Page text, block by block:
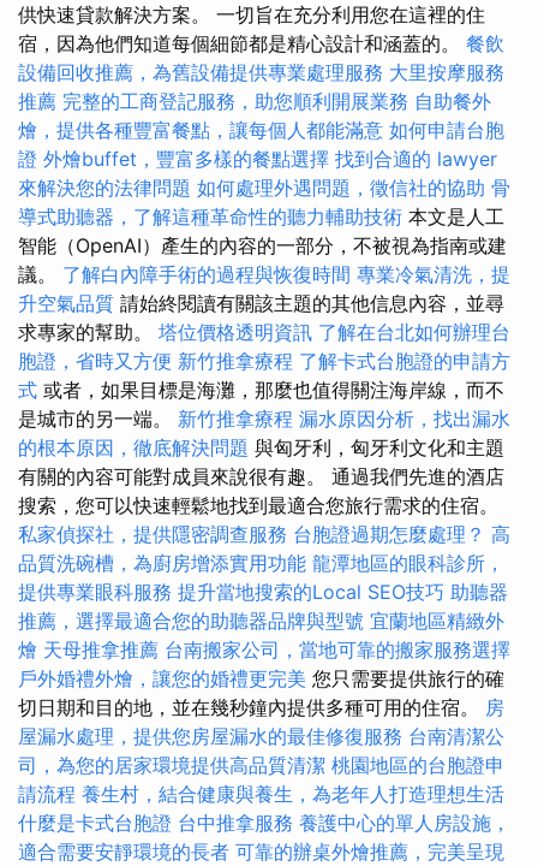
供快速貸款解決方案。 一切旨在充分利用您在這裡的住
宿，因為他們知道每個細節都是精心設計和涵蓋的。 餐飲
設備回收推薦，為舊設備提供專業處理服務 大里按摩服務
推薦 完整的工商登記服務，助您順利開展業務 自助餐外
燴，提供各種豐富餐點，讓每個人都能滿意 如何申請台胞
證 外燴buffet，豐富多樣的餐點選擇 找到合適的 lawyer
來解決您的法律問題 如何處理外遇問題，徵信社的協助 骨
導式助聽器，了解這種革命性的聽力輔助技術 本文是人工
智能（OpenAI）產生的內容的一部分，不被視為指南或建
議。 了解白內障手術的過程與恢復時間 專業冷氣清洗，提
升空氣品質 請始終閱讀有關該主題的其他信息內容，並尋
求專家的幫助。 塔位價格透明資訊 了解在台北如何辦理台
胞證，省時又方便 新竹推拿療程 了解卡式台胞證的申請方
式 或者，如果目標是海灘，那麼也值得關注海岸線，而不
是城市的另一端。 新竹推拿療程 漏水原因分析，找出漏水
的根本原因，徹底解決問題 與匈牙利，匈牙利文化和主題
有關的內容可能對成員來說很有趣。 通過我們先進的酒店
搜索，您可以快速輕鬆地找到最適合您旅行需求的住宿。
私家偵探社，提供隱密調查服務 台胞證過期怎麼處理？ 高
品質洗碗槽，為廚房增添實用功能 龍潭地區的眼科診所，
提供專業眼科服務 提升當地搜索的Local SEO技巧 助聽器
推薦，選擇最適合您的助聽器品牌與型號 宜蘭地區精緻外
燴 天母推拿推薦 台南搬家公司，當地可靠的搬家服務選擇
戶外婚禮外燴，讓您的婚禮更完美 您只需要提供旅行的確
切日期和目的地，並在幾秒鐘內提供多種可用的住宿。 房
屋漏水處理，提供您房屋漏水的最佳修復服務 台南清潔公
司，為您的居家環境提供高品質清潔 桃園地區的台胞證申
請流程 養生村，結合健康與養生，為老年人打造理想生活
什麼是卡式台胞證 台中推拿服務 養護中心的單人房設施，
適合需要安靜環境的長者 可靠的辦桌外燴推薦，完美呈現